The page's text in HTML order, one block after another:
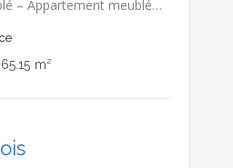
– Appartement meublé…
65.15 m²